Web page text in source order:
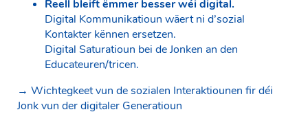
Reell bleift ëmmer besser wéi digital.
Digital Kommunikatioun wäert ni d’sozial
Kontakter kënnen ersetzen.
Digital Saturatioun bei de Jonken an den
Educateuren/tricen.
→ Wichtegkeet vun de sozialen Interaktiounen fir déi
Jonk vun der digitaler Generatioun